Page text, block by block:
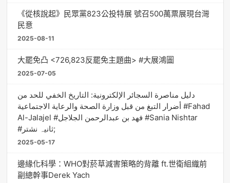
《從核說起》民眾黨823公投特展 號召500萬票展現台灣
民意
2025-08-11
大罷免凸 <726,823反罷免主題曲> #大展鴻圖
2025-07-05
دليل مناصرة السجائر الإلكترونية: التاريخ الخفي للحد من
أضرار التبغ من قبل وزارة الصحة والرعاية الاجتماعية #Fahad
Al-Jalajel #فهد بن عبدالرحمن الجلاجل #Sania Nishtar
#ثانیہ نشتر;
2025-05-17
邊緣化科學：WHO對菸草減害策略的背離 ft.世衛組織前
副總幹事Derek Yach